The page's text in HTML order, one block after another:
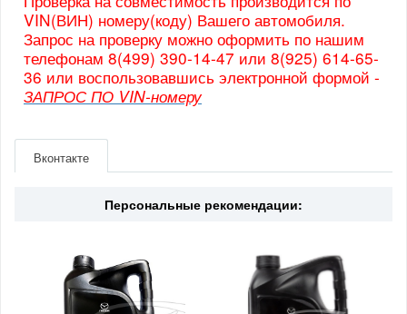
VIN(ВИН) номеру(коду) Вашего автомобиля.
Запрос на проверку можно оформить по нашим
телефонам 8(499) 390-14-47 или 8(925) 614-65-
36 или воспользовавшись электронной формой -
ЗАПРОС ПО VIN-номеру
Страна Япония
Вконтакте
Персональные рекомендации: